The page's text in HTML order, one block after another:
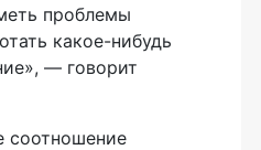
проблемы
какое-нибудь
— говорит
соотношение